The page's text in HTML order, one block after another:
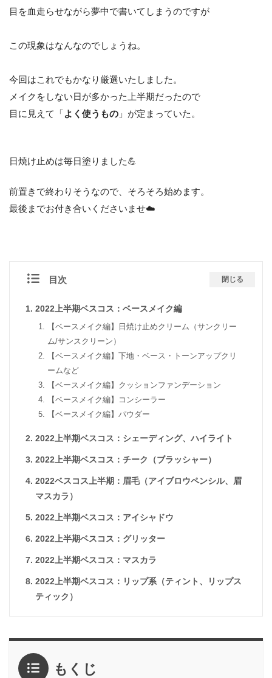
目を血走らせながら夢中で書いてしまうのですが
この現象はなんなのでしょうね。
今回はこれでもかなり厳選いたしました。
メイクをしない日が多かった上半期だったので
目に見えて「 よく使うもの 」が定まっていた。
日焼け止めは毎日塗りました💪
前置きで終わりそうなので、そろそろ始めます。
最後までお付き合いくださいませ☁️
目次 閉じる
2022上半期ベスコス：ベースメイク編
【ベースメイク編】日焼け止めクリーム（サンクリー
ム/サンスクリーン）
【ベースメイク編】下地・ベース・トーンアップクリ
ームなど
【ベースメイク編】クッションファンデーション
【ベースメイク編】コンシーラー
【ベースメイク編】パウダー
2022上半期ベスコス：シェーディング、ハイライト
2022上半期ベスコス：チーク（ブラッシャー）
2022ベスコス上半期：眉毛（アイブロウペンシル、眉
マスカラ）
2022上半期ベスコス：アイシャドウ
2022上半期ベスコス：グリッター
2022上半期ベスコス：マスカラ
2022上半期ベスコス：リップ系（ティント、リップス
ティック）
もくじ